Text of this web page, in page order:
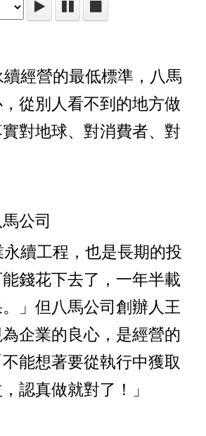
經營的最低標準，八馬
從別人看不到的地方做
對地球、對消費者、對
公司
永續工程，也是長期的投
錢花下去了，一年半載
」但八馬公司創辦人王
企業的良心，是經營的
能想著要從執行中獲取
認真做就對了！」